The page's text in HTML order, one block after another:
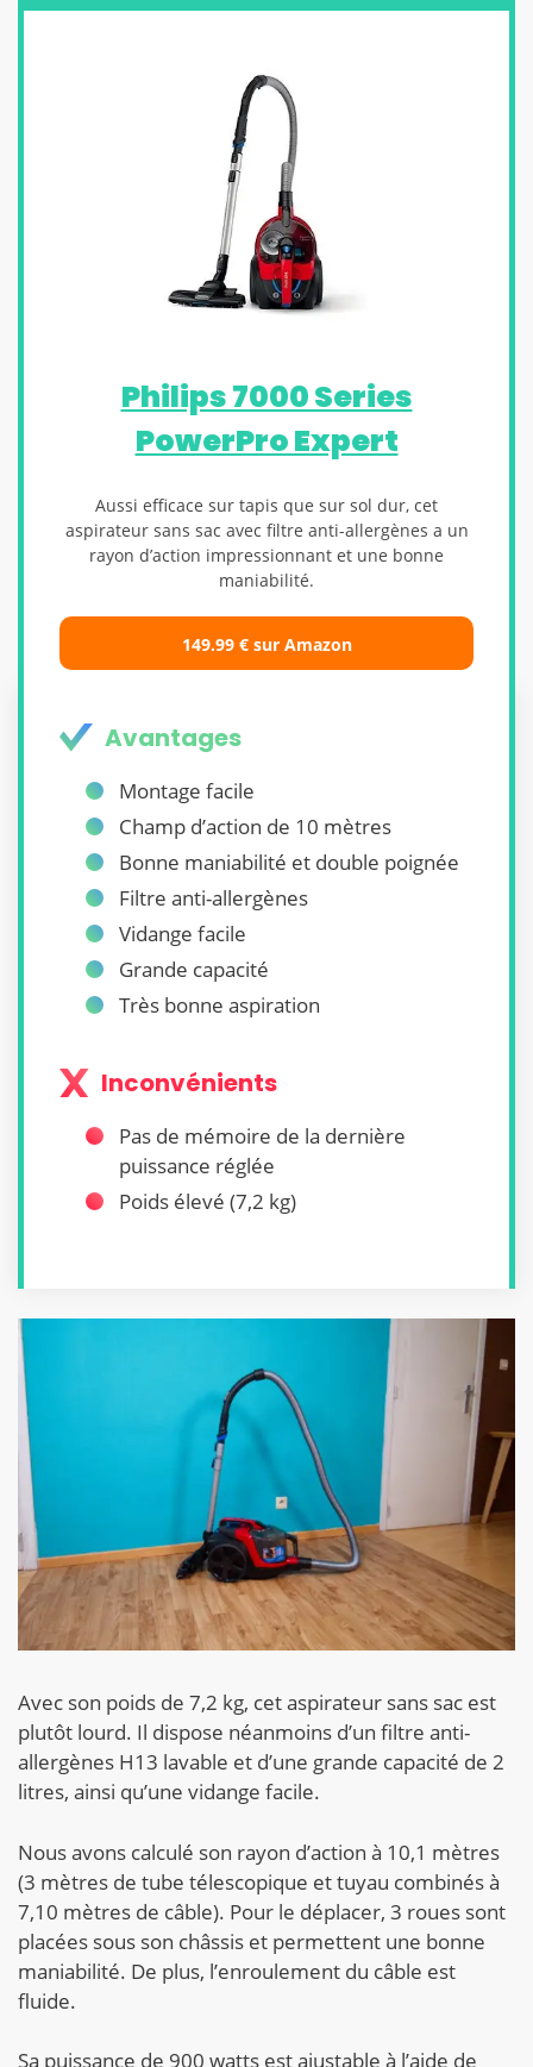
Philips 7000 Series
PowerPro Expert
Aussi efficace sur tapis que sur sol dur, cet
aspirateur sans sac avec filtre anti-allergènes a un
rayon d’action impressionnant et une bonne
maniabilité.
149.99 € sur Amazon
Avantages
Montage facile
Champ d’action de 10 mètres
Bonne maniabilité et double poignée
Filtre anti-allergènes
Vidange facile
Grande capacité
Très bonne aspiration
Inconvénients
Pas de mémoire de la dernière
puissance réglée
Poids élevé (7,2 kg)
Avec son poids de 7,2 kg, cet aspirateur sans sac est
plutôt lourd. Il dispose néanmoins d’un filtre anti-
allergènes H13 lavable et d’une grande capacité de 2
litres, ainsi qu’une vidange facile.
Nous avons calculé son rayon d’action à 10,1 mètres
(3 mètres de tube télescopique et tuyau combinés à
7,10 mètres de câble). Pour le déplacer, 3 roues sont
placées sous son châssis et permettent une bonne
maniabilité. De plus, l’enroulement du câble est
fluide.
Sa puissance de 900 watts est ajustable à l’aide de